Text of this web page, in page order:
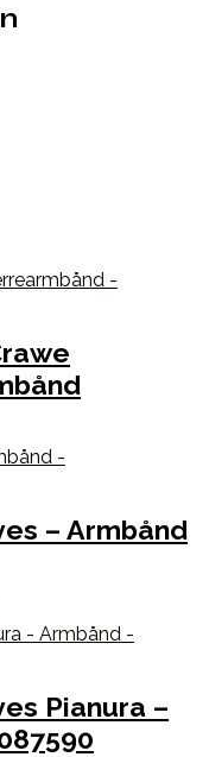
– Armbånd
Pianura –